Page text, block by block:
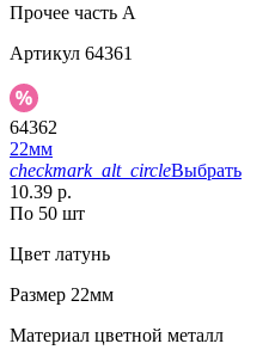
Прочее часть A
Артикул 64361
64362
22мм
checkmark_alt_circleВыбрать
10.39 р.
По 50 шт
Цвет латунь
Размер 22мм
Материал цветной металл